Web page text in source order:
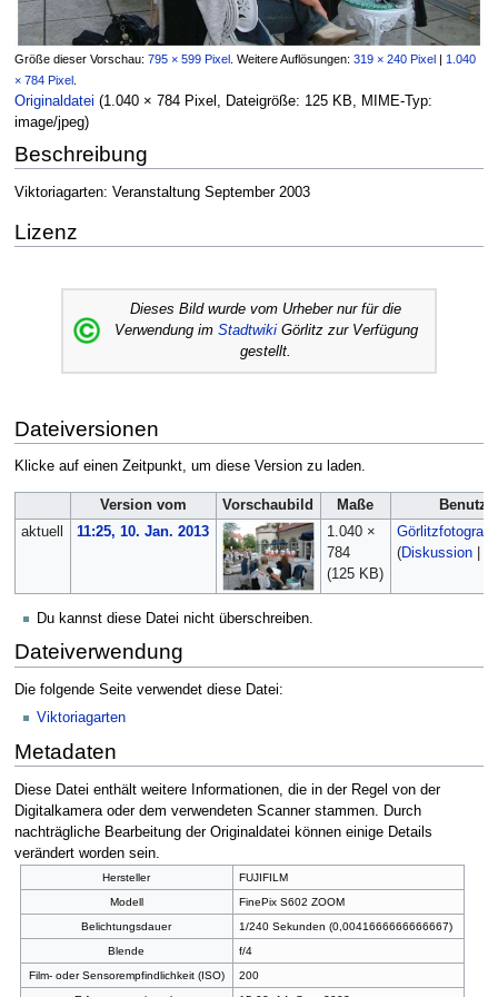
Größe dieser Vorschau: 795 × 599 Pixel. Weitere Auflösungen: 319 × 240 Pixel| 1.040
× 784 Pixel.
Originaldatei (1.040 × 784 Pixel, Dateigröße: 125 KB, MIME-Typ:
image/jpeg)
Beschreibung
Viktoriagarten: Veranstaltung September 2003
Lizenz
Dieses Bild wurde vom Urheber nur für die
Verwendung im StadtwikiGörlitz zur Verfügung
gestellt.
Dateiversionen
Klicke auf einen Zeitpunkt, um diese Version zu laden.
Version vom Vorschaubild Maße
aktuell
11:25, 10. Jan. 2013
1.040 ×
784
(125 KB)
Görlitzfotograf
(Diskussion|
Du kannst diese Datei nicht überschreiben.
Dateiverwendung
Die folgende Seite verwendet diese Datei:
Viktoriagarten
Metadaten
Diese Datei enthält weitere Informationen, die in der Regel von der
Digitalkamera oder dem verwendeten Scanner stammen. Durch
nachträgliche Bearbeitung der Originaldatei können einige Details
verändert worden sein.
Hersteller
FUJIFILM
Modell
FinePix S602 ZOOM
Belichtungsdauer
1/240 Sekunden (0,0041666666666667)
Blende
f/4
Film- oder Sensorempfindlichkeit (ISO)
200